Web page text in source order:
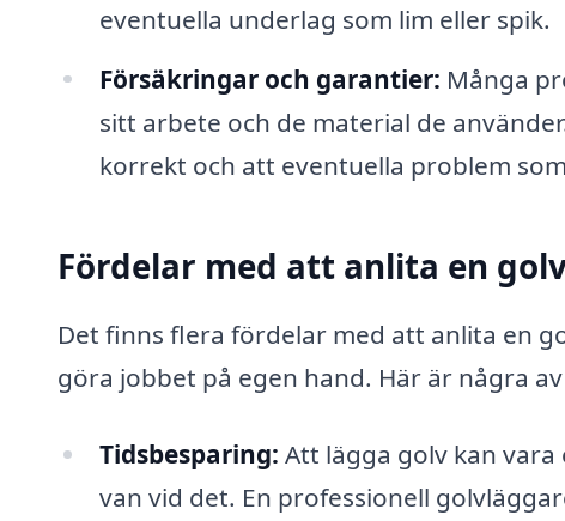
eventuella underlag som lim eller spik.
Försäkringar och garantier: Många
sitt arbete och de material de
korrekt och att eventuella problem
Fördelar med att anlita en
Det finns flera fördelar med att anlita en
göra jobbet på egen hand. Här är några
Tidsbesparing: Att lägga golv kan
van vid det. En professionell